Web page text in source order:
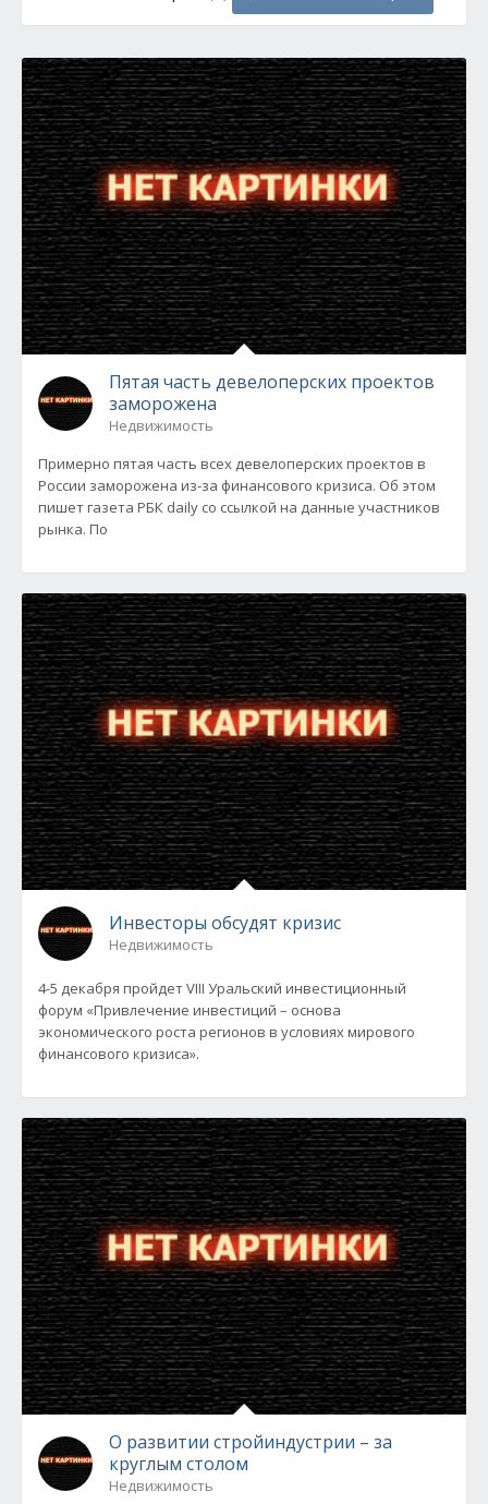
Пятая часть девелоперских проектов
заморожена
Недвижимость
Примерно пятая часть всех девелоперских проектов в
России заморожена из-за финансового кризиса. Об этом
пишет газета РБК daily со ссылкой на данные участников
рынка. По
Инвесторы обсудят кризис
Недвижимость
4-5 декабря пройдет VIII Уральский инвестиционный
форум «Привлечение инвестиций – основа
экономического роста регионов в условиях мирового
финансового кризиса».
О развитии стройиндустрии – за
круглым столом
Недвижимость